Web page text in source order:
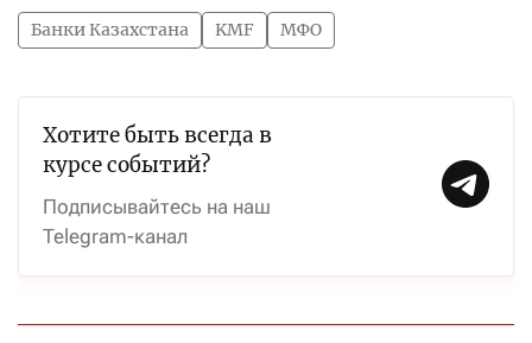
Банки Казахстана KMF МФО
Хотите быть всегда в
курсе событий?
Подписывайтесь на наш
Telegram-канал